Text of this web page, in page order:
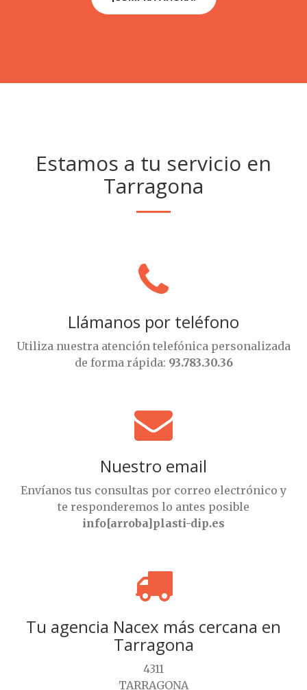
Estamos a tu servicio en
Tarragona
Llámanos por teléfono
Utiliza nuestra atención telefónica personalizada
de forma rápida: 93.783.30.36
Nuestro email
Envíanos tus consultas por correo electrónico y
te responderemos lo antes posible
info[arroba]plasti-dip.es
Tu agencia Nacex más cercana en
Tarragona
4311
TARRAGONA